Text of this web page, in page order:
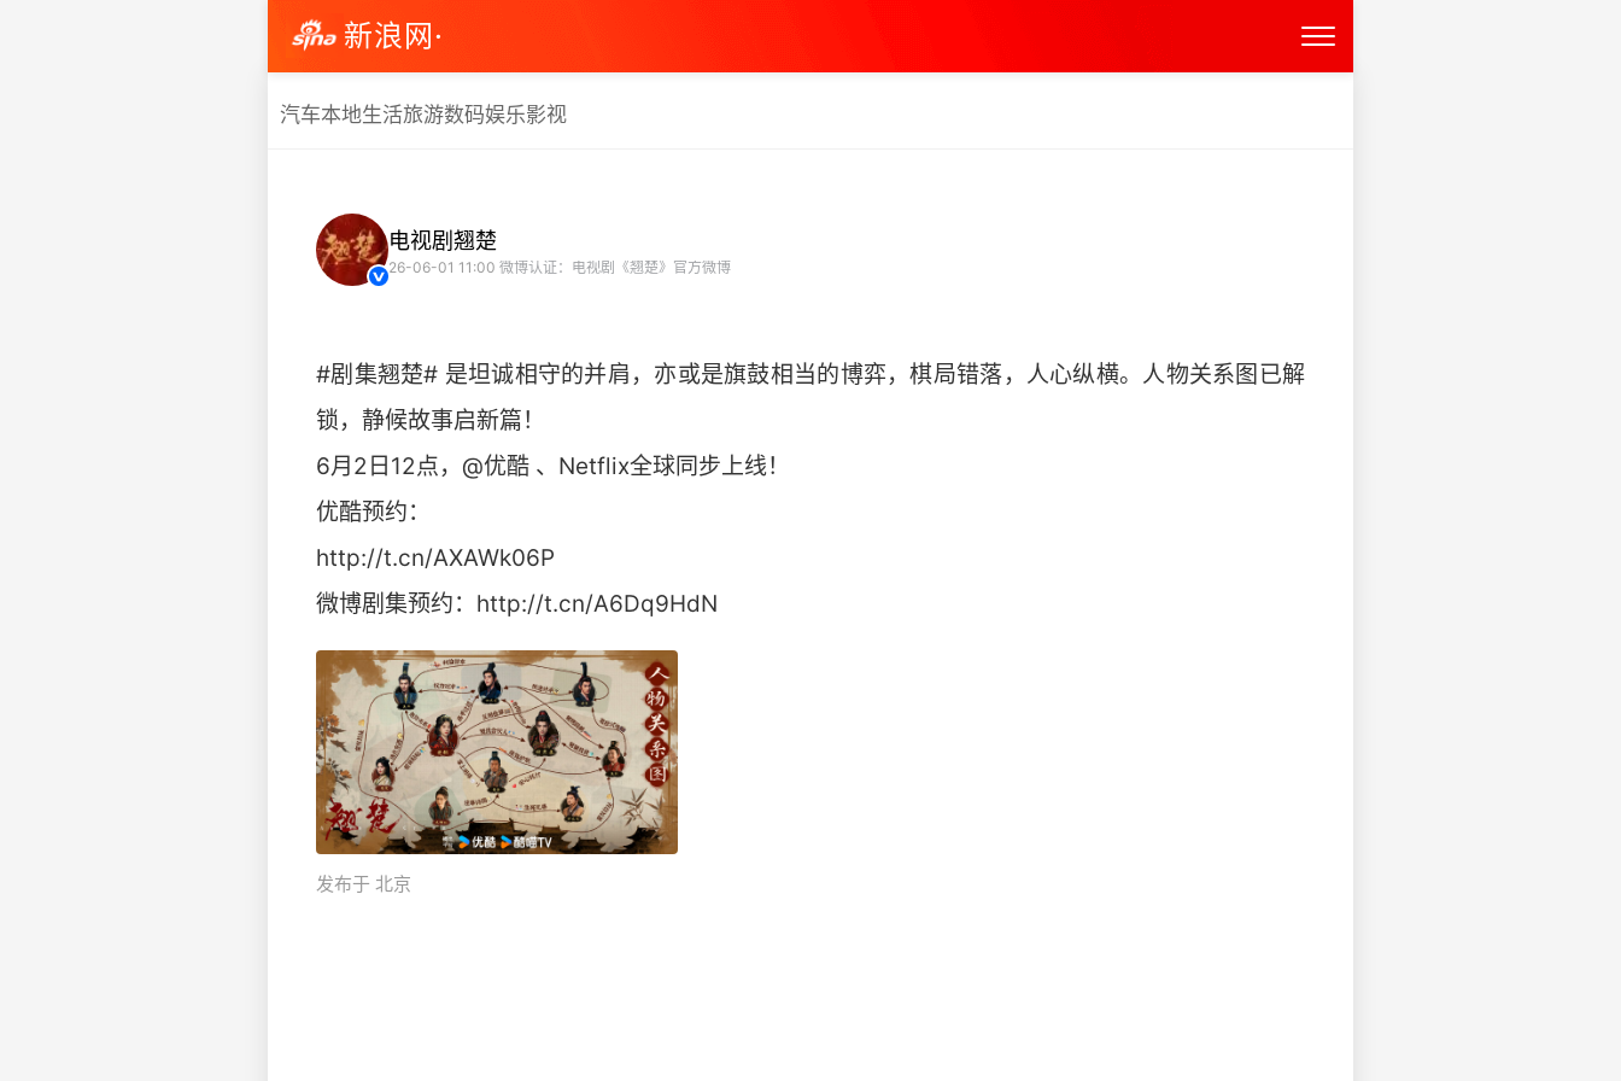
新浪网·
汽车本地生活旅游数码娱乐影视
电视剧翘楚
26-06-01 11:00 微博认证：电视剧《翘楚》官方微博
#剧集翘楚# 是坦诚相守的并肩，亦或是旗鼓相当的博弈，棋局错落，人心纵横。人物关系图已解
锁，静候故事启新篇！
6月2日12点，@优酷 、Netflix全球同步上线！
优酷预约：
http://t.cn/AXAWk06P
微博剧集预约：http://t.cn/A6Dq9HdN ​
发布于 北京